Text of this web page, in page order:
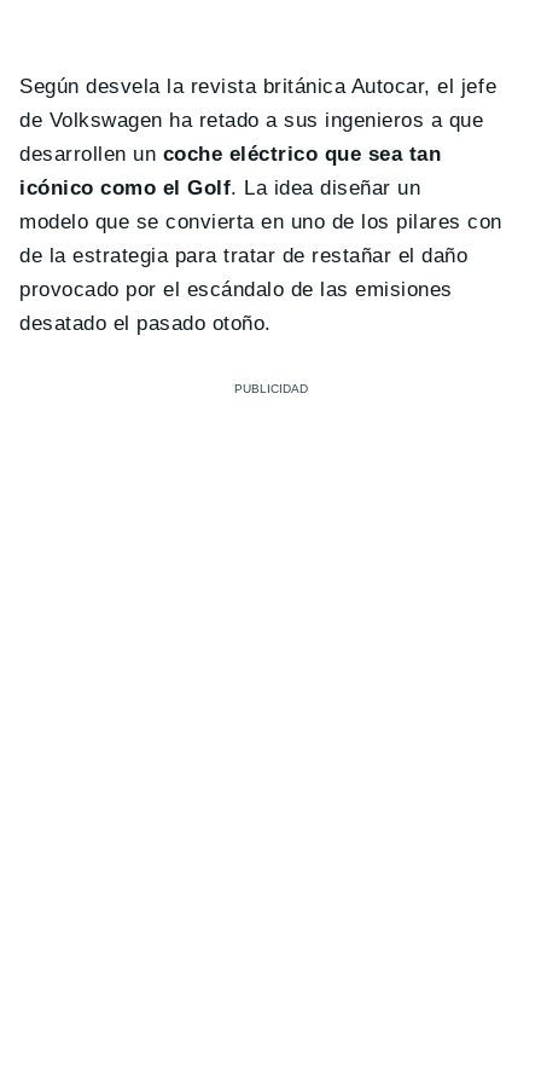
Según desvela la revista británica Autocar, el jefe
de Volkswagen ha retado a sus ingenieros a que
desarrollen un coche eléctrico que sea tan
icónico como el Golf. La idea diseñar un
modelo que se convierta en uno de los pilares con
de la estrategia para tratar de restañar el daño
provocado por el escándalo de las emisiones
desatado el pasado otoño.